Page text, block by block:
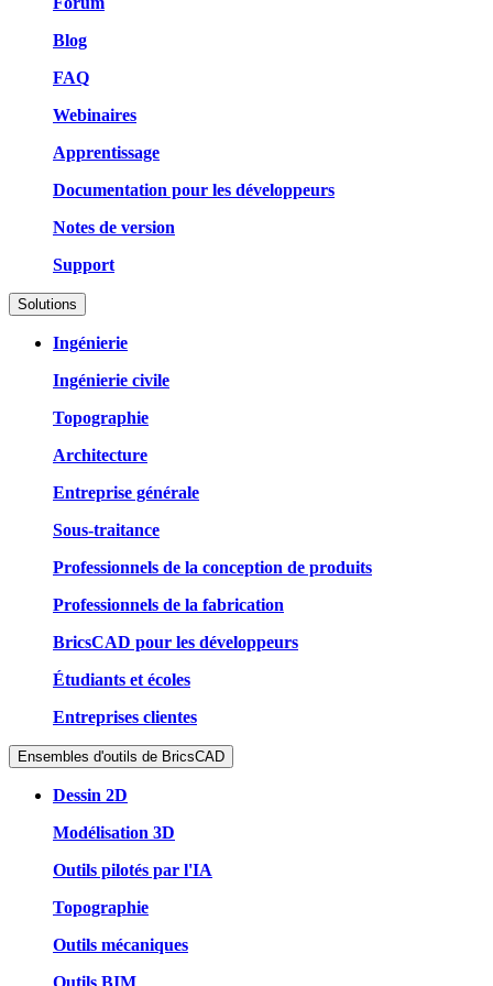
Blog
FAQ
Webinaires
Apprentissage
Documentation pour les développeurs
Notes de version
Support
Solutions
Ingénierie
Ingénierie civile
Topographie
Architecture
Entreprise générale
Sous-traitance
Professionnels de la conception de produits
Professionnels de la fabrication
BricsCAD pour les développeurs
Étudiants et écoles
Entreprises clientes
Ensembles d'outils de BricsCAD
Dessin 2D
Modélisation 3D
Outils pilotés par l'IA
Topographie
Outils mécaniques